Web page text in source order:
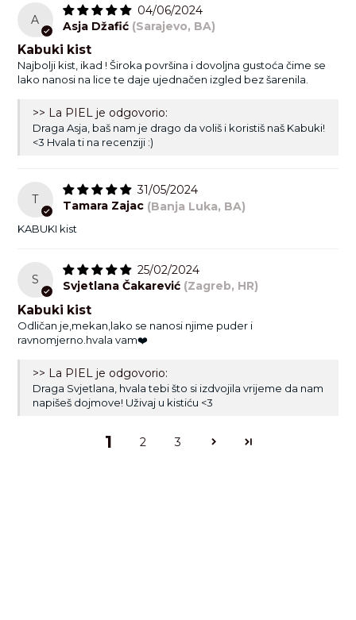
A
04/06/2024
Asja Džafić (Sarajevo, BA)
Kabuki kist
Najbolji kist, ikad ! Široka površina i dovoljna gustoća čime se
lako nanosi na lice te daje ujednačen izgled bez šarenila.
>> La PIEL je odgovorio:
Draga Asja, baš nam je drago da voliš i koristiš naš Kabuki!
<3 Hvala ti na recenziji :)
T
31/05/2024
Tamara Zajac (Banja Luka, BA)
KABUKI kist
S
25/02/2024
Svjetlana Čakarević (Zagreb, HR)
Kabuki kist
Odličan je,mekan,lako se nanosi njime puder i
ravnomjerno.hvala vam❤️
>> La PIEL je odgovorio:
Draga Svjetlana, hvala tebi što si izdvojila vrijeme da nam
napišeš dojmove! Uživaj u kistiću <3
1 2 3